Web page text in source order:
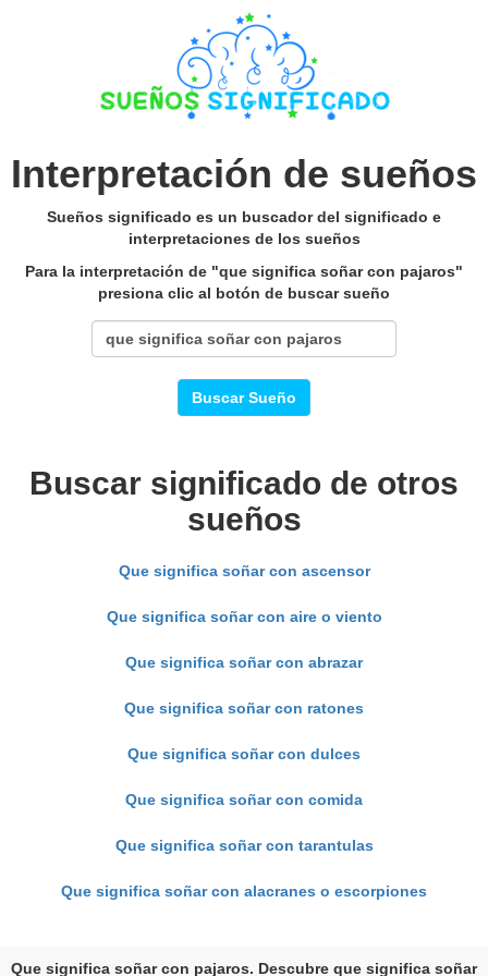
Interpretación de sueños
Sueños significado es un buscador del significado e
interpretaciones de los sueños
Para la interpretación de "que significa soñar con pajaros"
presiona clic al botón de buscar sueño
Buscar Sueño
Buscar significado de otros
sueños
Que significa soñar con ascensor
Que significa soñar con aire o viento
Que significa soñar con abrazar
Que significa soñar con ratones
Que significa soñar con dulces
Que significa soñar con comida
Que significa soñar con tarantulas
Que significa soñar con alacranes o escorpiones
Que significa soñar con pajaros. Descubre que significa soñar